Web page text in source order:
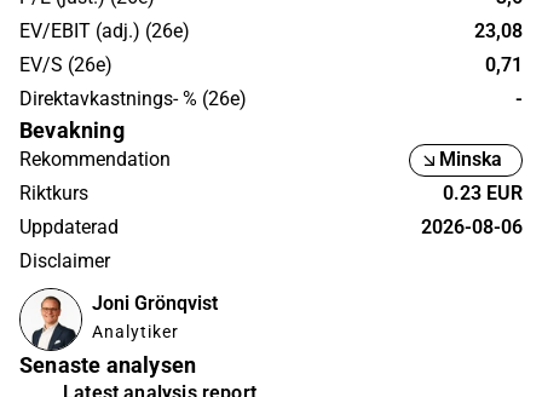
har delat upp sin verksamhet i två segment: Retail &
Commerce och Utilities.
EV/EBIT (adj.) (26e)
23,08
EV/S (26e)
0,71
Direktavkastnings- % (26e)
-
Bevakning
Rekommendation
Minska
Riktkurs
0.23 EUR
Uppdaterad
2026-08-06
Disclaimer
Joni Grönqvist
Analytiker
Senaste analysen